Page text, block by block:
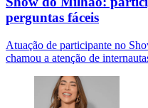
perguntas fáceis
Atuação de participante no
chamou a atenção de